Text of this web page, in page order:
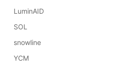
LuminAID
SOL
snowline
YCM